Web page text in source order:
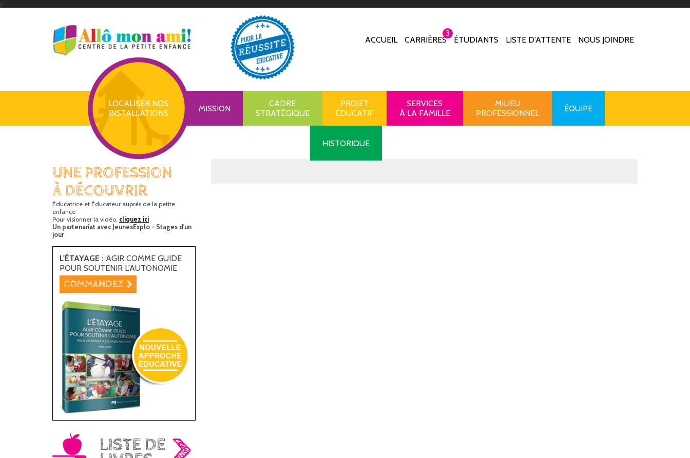
p
ACCUEIL CARRIÈRES
3
ÉTUDIANTS LISTE D'ATTENTE NOUS JOINDRE
LOCALISER NOS
INSTALLATIONS
MISSION
CADRE
STRATÉGIQUE
PROJET
ÉDUCATIF
SERVICES
À LA FAMILLE
MILIEU
PROFESSIONNEL
ÉQUIPE
HISTORIQUE
UNE PROFESSION
À DÉCOUVRIR
Éducatrice et Éducateur auprès de la petite
enfance
Pour visionner la vidéo, cliquez ici
Un partenariat avec JeunesExplo - Stages d'un
jour
L'ÉTAYAGE : AGIR COMME GUIDE
POUR SOUTENIR L'AUTONOMIE
COMMANDEZ >